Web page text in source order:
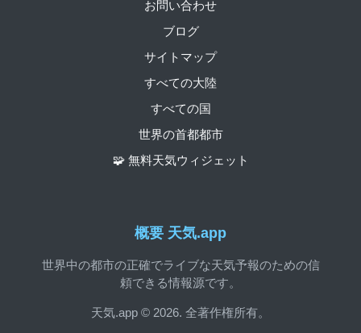
概要 天気.app
世界中の都市の正確でライブな天気予報のための信
頼できる情報源です。
天気.app © 2026. 全著作権所有。
お問い合わせ
ブログ
サイトマップ
すべての大陸
すべての国
世界の首都都市
🧩 無料天気ウィジェット